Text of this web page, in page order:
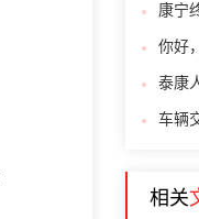
相关